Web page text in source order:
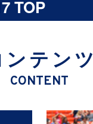
TOP
ンテンツ
CONTENT